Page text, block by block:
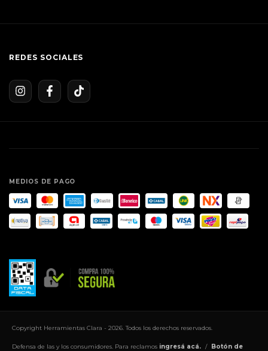
REDES SOCIALES
MEDIOS DE PAGO
Copyright Herramientas Clara - 2026. Todos los derechos reservados.
Defensa de las y los consumidores. Para reclamos ingresá acá. / Botón de